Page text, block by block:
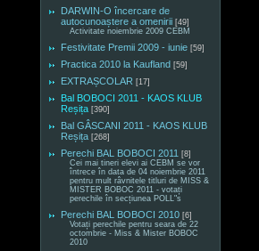
DARWIN-O încercare de
autocunoaștere a omenirii [49]
Activitate noiembrie 2009 CEBM
Festivitate Premii 2009 - iunie [59]
Practica 2010 la Kaufland [59]
EXTRAȘCOLAR [17]
Bal BOBOCI 2011 - KAOS KLUB
Reșița [390]
Bal GÂSCANI 2011 - KAOS KLUB
Reșița [268]
Perechi BAL BOBOCI 2011 [8]
Cei mai tineri elevi ai CEBM se vor
întrece în data de 04 noiembrie 2011
pentru mult râvnitele titluri de MISS &
MISTER BOBOC 2011 - votați
perechile în secțiunea POLL"s
Perechi BAL BOBOCI 2010 [6]
Votați perechile pentru seara de 22
octombrie - Miss & Mister BOBOC
2010